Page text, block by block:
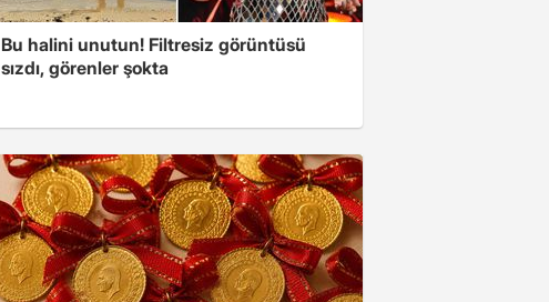
Bu halini unutun! Filtresiz görüntüsü
sızdı, görenler şokta